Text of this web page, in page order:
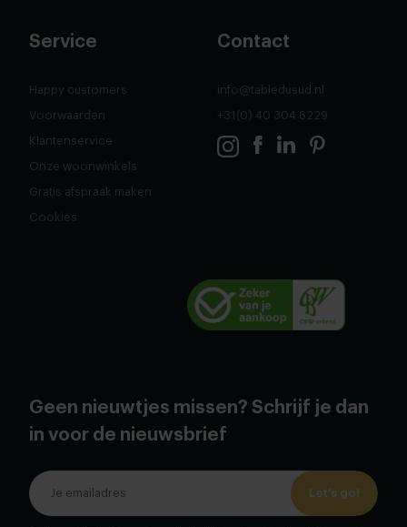
Service
Happy customers
Voorwaarden
Klantenservice
Onze woonwinkels
Gratis afspraak maken
Cookies
Contact
info@tabledusud.nl
+31(0) 40 304 6229
Geen nieuwtjes missen? Schrijf je dan
in voor de nieuwsbrief
Let's go!